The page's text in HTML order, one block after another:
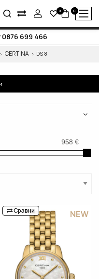
0 0
0876 699 466
CERTINA DS 8
Сравни NEW